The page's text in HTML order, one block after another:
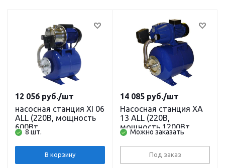
насосная станция XI 06
ALL (220В, мощность
600Вт,
производительность
2800л/ч, напор 33 м,
глубина всасывания 8
м) кабель 1,5 м.
8 шт.
12 056 руб./шт
В корзину
Насосная станция XA
13 ALL (220В,
мощность 1200Вт,
производительность
4800л/ч, напор 47 м,
глубина всасывания 8
м) кабель 1,5 м.
Можно заказать
14 085 руб./шт
Под заказ